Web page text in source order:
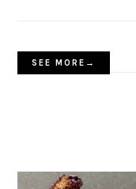
SEE MORE→